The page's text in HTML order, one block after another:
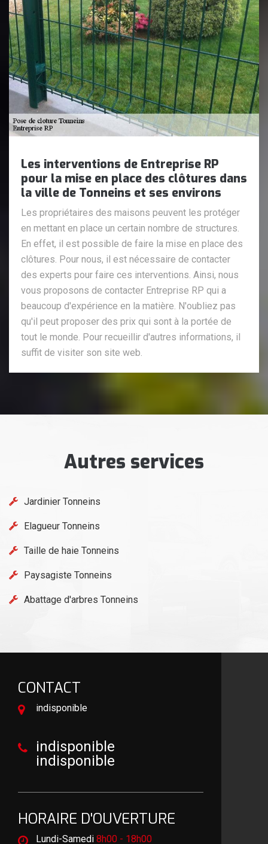
Les interventions de Entreprise RP
pour la mise en place des clôtures dans
la ville de Tonneins et ses environs
Les propriétaires des maisons peuvent les protéger
en mettant en place un certain nombre de structures.
En effet, il est possible de faire la mise en place des
clôtures. Pour nous, il est nécessaire de contacter
des experts pour faire ces interventions. Ainsi, nous
vous proposons de contacter Entreprise RP qui a
beaucoup d'expérience en la matière. N'oubliez pas
qu'il peut proposer des prix qui sont à la portée de
tout le monde. Pour recueillir d'autres informations, il
suffit de visiter son site web.
Autres services
Jardinier Tonneins
Elagueur Tonneins
Taille de haie Tonneins
Paysagiste Tonneins
Abattage d'arbres Tonneins
CONTACT
indisponible
indisponible
indisponible
HORAIRE D'OUVERTURE
Lundi-Samedi 8h00 - 18h00